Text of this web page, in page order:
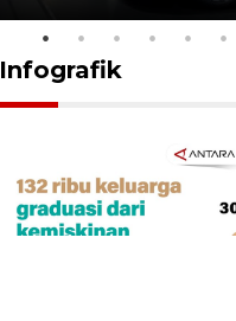
Infografik